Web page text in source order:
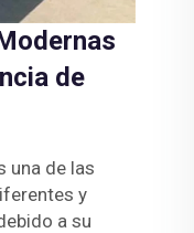
de
una de las
y
a su